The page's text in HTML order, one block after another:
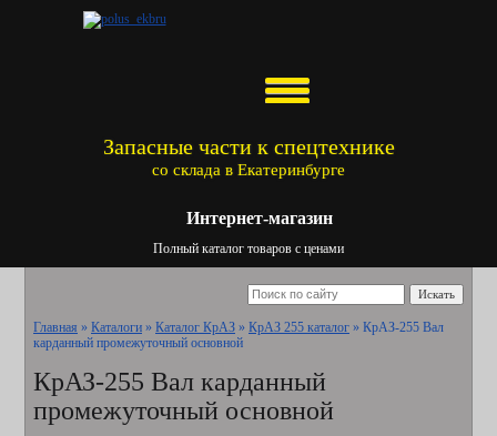
Запасные части к спецтехнике
со склада в Екатеринбурге
Интернет-магазин
Полный каталог товаров с ценами
Искать
Главная » Каталоги » Каталог КрАЗ » КрАЗ 255 каталог » КрАЗ-255 Вал
карданный промежуточный основной
КрАЗ-255 Вал карданный
промежуточный основной